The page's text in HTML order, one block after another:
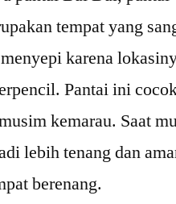
tempat yang
karena
Pantai ini
kemarau. Saat
lebih tenang dan
berenang.